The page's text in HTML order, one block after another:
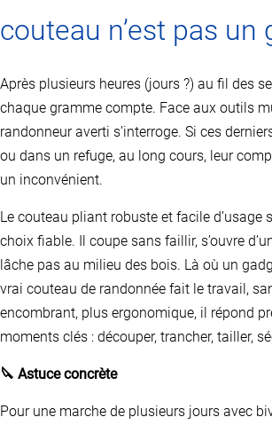
couteau n’est pas un
Après plusieurs heures (jours ?) au fil des
chaque gramme compte. Face aux outils
randonneur averti s’interroge. Si ces
ou dans un refuge, au long cours, leur
un inconvénient.
Le couteau pliant robuste et facile d’usage
choix fiable. Il coupe sans faillir, s’ouvre
lâche pas au milieu des bois. Là où un
vrai couteau de randonnée fait le travail,
encombrant, plus ergonomique, il répond
moments clés : découper, trancher, tailler,
🔪 Astuce concrète
Pour une marche de plusieurs jours avec